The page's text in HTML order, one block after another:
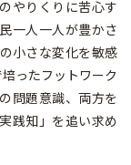
やりくりに苦心す
一人一人が豊かさ
小さな変化を敏感
ったフットワーク
問題意識、両方を
践知」を追い求め